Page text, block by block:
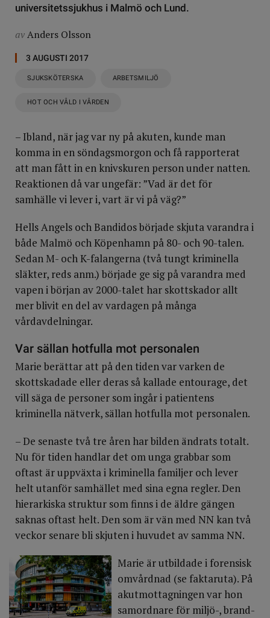
universitetssjukhus i Malmö och Lund.
avAnders Olsson
3 AUGUSTI 2017
SJUKSKÖTERSKA ARBETSMILJÖ
HOT OCH VÅLD I VÅRDEN
– Ibland, när jag var ny på akuten, kunde man
komma in en söndagsmorgon och få rapporterat
att man fått in en knivskuren person under natten.
Reaktionen då var ungefär: ”Vad är det för
samhälle vi lever i, vart är vi på väg?”
Hells Angels och Bandidos började skjuta varandra i
både Malmö och Köpenhamn på 80- och 90-talen.
Sedan M- och K-falangerna (två tungt kriminella
släkter, reds anm.) började ge sig på varandra med
vapen i början av 2000-talet har skottskador allt
mer blivit en del av vardagen på många
vårdavdelningar.
Var sällan hotfulla mot personalen
Marie berättar att på den tiden var varken de
skottskadade eller deras så kallade entourage, det
vill säga de personer som ingår i patientens
kriminella nätverk, sällan hotfulla mot personalen.
– De senaste två tre åren har bilden ändrats totalt.
Nu för tiden handlar det om unga grabbar som
oftast är uppväxta i kriminella familjer och lever
helt utanför samhället med sina egna regler. Den
hierarkiska struktur som finns i de äldre gängen
saknas oftast helt. Den som är vän med NN kan två
veckor senare bli skjuten i huvudet av samma NN.
Marie är utbildade i forensisk
omvårdnad (se faktaruta). På
akutmottagningen var hon
samordnare för miljö-, brand-